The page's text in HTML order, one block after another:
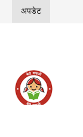
अपडेट